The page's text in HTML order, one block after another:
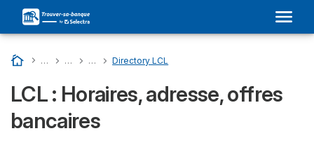
Accueil
… Liste Des Banques En France
… LCL : Son Adresse Dans Votre Ville et Avis
… Directory Departments - LCL
…
Directory LCL
LCL : Horaires, adresse, offres
bancaires